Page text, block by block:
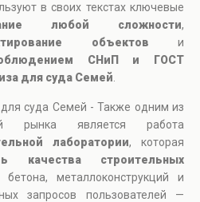
в своих текстах ключевые
любой сложности,
объектов и
СНиП и ГОСТ
для суда Семей
для суда Семей - Также одним из
рынка является работа
лаборатории, которая
качества строительных
металлоконструкций и
запросов пользователей —